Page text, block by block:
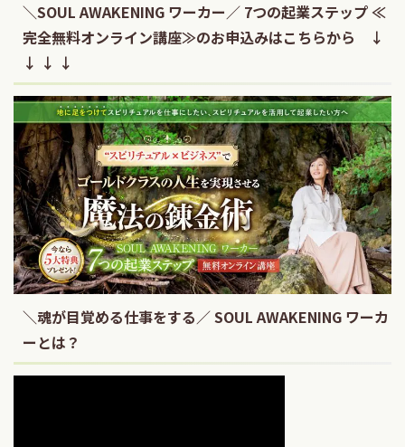
＼SOUL AWAKENING ワーカー／ 7つの起業ステップ ≪
完全無料オンライン講座≫のお申込みはこちらから ↓
↓ ↓ ↓
＼魂が目覚める仕事をする／ SOUL AWAKENING ワーカ
ーとは？